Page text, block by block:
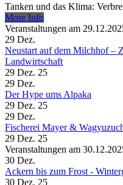
Tanken und das Klima:
More Info
Veranstaltungen am
29 Dez.
Neustart auf dem Milchhof –
Landwirtschaft
29 Dez. 25
29 Dez.
Der Hype ums Alpaka
29 Dez. 25
29 Dez.
Fischerei Mayer &
29 Dez. 25
Veranstaltungen am
30 Dez.
Ackern bis zum Frost -
30 Dez. 25